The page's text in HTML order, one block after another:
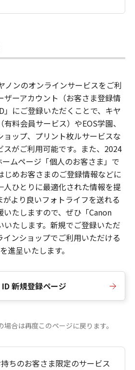
ノンのオンラインサービスをご利
ザーアカウント（お客さま登録情
」にご登録いただくことで、キヤ
料会員サービス）やEOS学園、
ョップ、プリント枚ルサービスな
スがご利用可能です。また、2024
ムページ「個人のお客さま」で
じめお客さまのご登録情報などに
人ひとりに最適化された情報を提
より良いフォトライフを送れる
いたしますので、ぜひ「Canon
いたします。新規でご登録いただ
インショップでご利用いただける
進呈いたします。
新規登録ページ
合は再度このページに戻ります。
ちのお客さま限定のサービス